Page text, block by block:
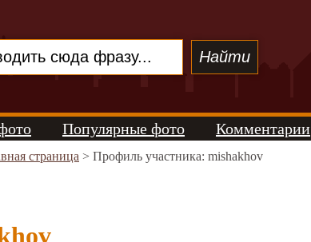
Популярные фото Комментарии
страница > Профиль участника: mishakhov